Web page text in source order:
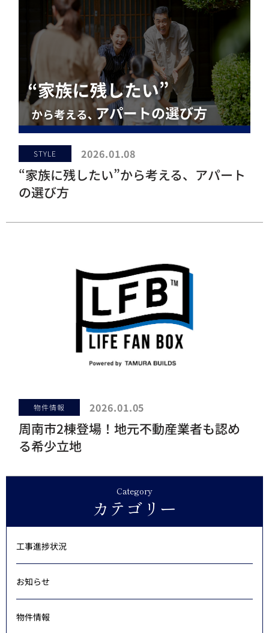
STYLE 2026.01.08
“家族に残したい”から考える、アパート
の選び方
物件情報 2026.01.05
周南市2棟登場！地元不動産業者も認め
る希少立地
Category
カテゴリー
工事進捗状況
お知らせ
物件情報